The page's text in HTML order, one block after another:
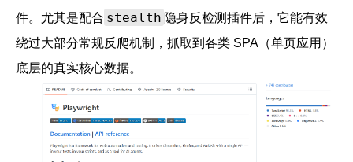
件。尤其是配合 stealth 隐身反检测插件后，它能有效
绕过大部分常规反爬机制，抓取到各类 SPA（单页应用）
底层的真实核心数据。